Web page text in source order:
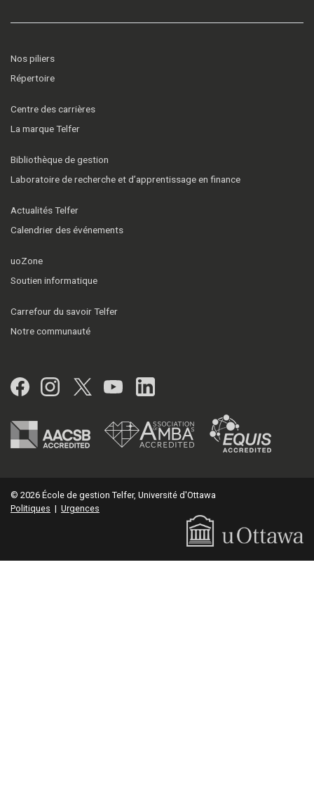
Nos piliers
Répertoire
Centre des carrières
La marque Telfer
Bibliothèque de gestion
Laboratoire de recherche et d’apprentissage en finance
Actualités Telfer
Calendrier des événements
uoZone
Soutien informatique
Carrefour du savoir Telfer
Notre communauté
Facebook
Instagram
Twitter
YouTubeLinkedIn
© 2026 École de gestion Telfer, Université d'Ottawa
Politiques | Urgences